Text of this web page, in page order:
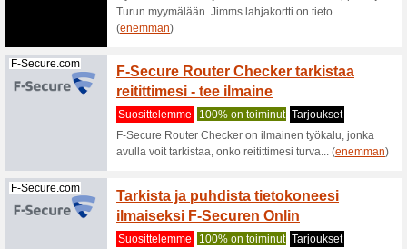
Saat
Apple.com
Upea
ja